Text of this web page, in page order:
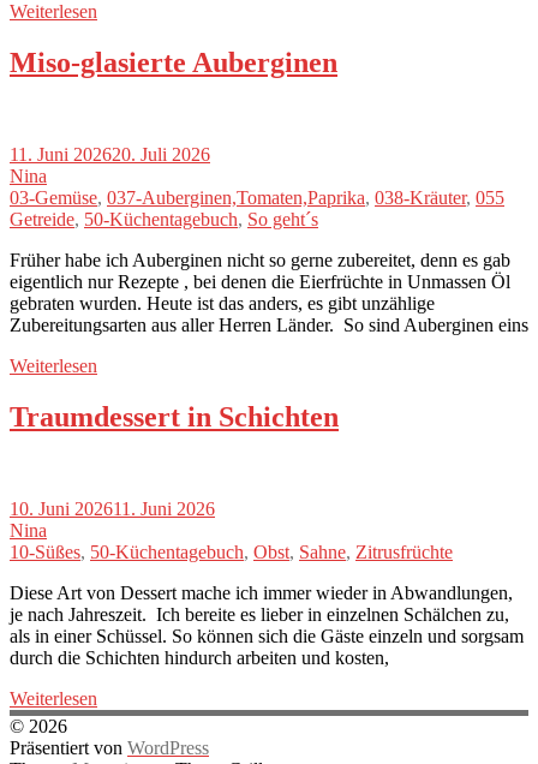
Weiterlesen
Miso-glasierte Auberginen
11. Juni 202620. Juli 2026
Nina
03-Gemüse, 037-Auberginen,Tomaten,Paprika, 038-Kräuter, 055
Getreide, 50-Küchentagebuch, So geht´s
Früher habe ich Auberginen nicht so gerne zubereitet, denn es gab
eigentlich nur Rezepte , bei denen die Eierfrüchte in Unmassen Öl
gebraten wurden. Heute ist das anders, es gibt unzählige
Zubereitungsarten aus aller Herren Länder. So sind Auberginen eins
Weiterlesen
Traumdessert in Schichten
10. Juni 202611. Juni 2026
Nina
10-Süßes, 50-Küchentagebuch, Obst, Sahne, Zitrusfrüchte
Diese Art von Dessert mache ich immer wieder in Abwandlungen,
je nach Jahreszeit. Ich bereite es lieber in einzelnen Schälchen zu,
als in einer Schüssel. So können sich die Gäste einzeln und sorgsam
durch die Schichten hindurch arbeiten und kosten,
Weiterlesen
© 2026
Präsentiert von WordPress